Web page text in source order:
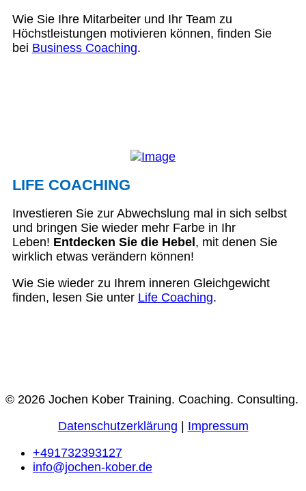
Wie Sie Ihre Mitarbeiter und Ihr Team zu
Höchstleistungen motivieren können, finden Sie
bei Business Coaching.
LIFE COACHING
Investieren Sie zur Abwechslung mal in sich selbst
und bringen Sie wieder mehr Farbe in Ihr
Leben! Entdecken Sie die Hebel , mit denen Sie
wirklich etwas verändern können!
Wie Sie wieder zu Ihrem inneren Gleichgewicht
finden, lesen Sie unter Life Coaching.
© 2026 Jochen Kober Training. Coaching. Consulting.
Datenschutzerklärung
Impressum
+491732393127
info@jochen-kober.de